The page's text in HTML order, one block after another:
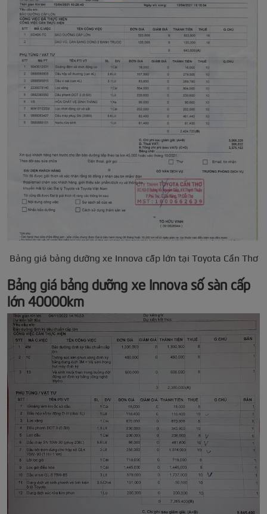
Bảng giá bảng dưỡng xe Innova cấp lớn tại Toyota Cần Thơ
Bảng giá bảng dưỡng xe Innova số sàn cấp
lớn 40000km